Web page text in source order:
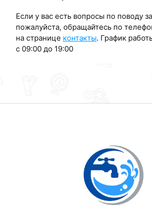
Если у вас есть вопросы по поводу
пожалуйста, обращайтесь по
на странице контакты. График
с 09:00 до 19:00